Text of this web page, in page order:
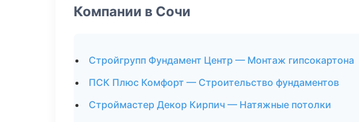
Компании в Сочи
Стройгрупп Фундамент Центр — Монтаж гипсокартона
ПСК Плюс Комфорт — Строительство фундаментов
Строймастер Декор Кирпич — Натяжные потолки